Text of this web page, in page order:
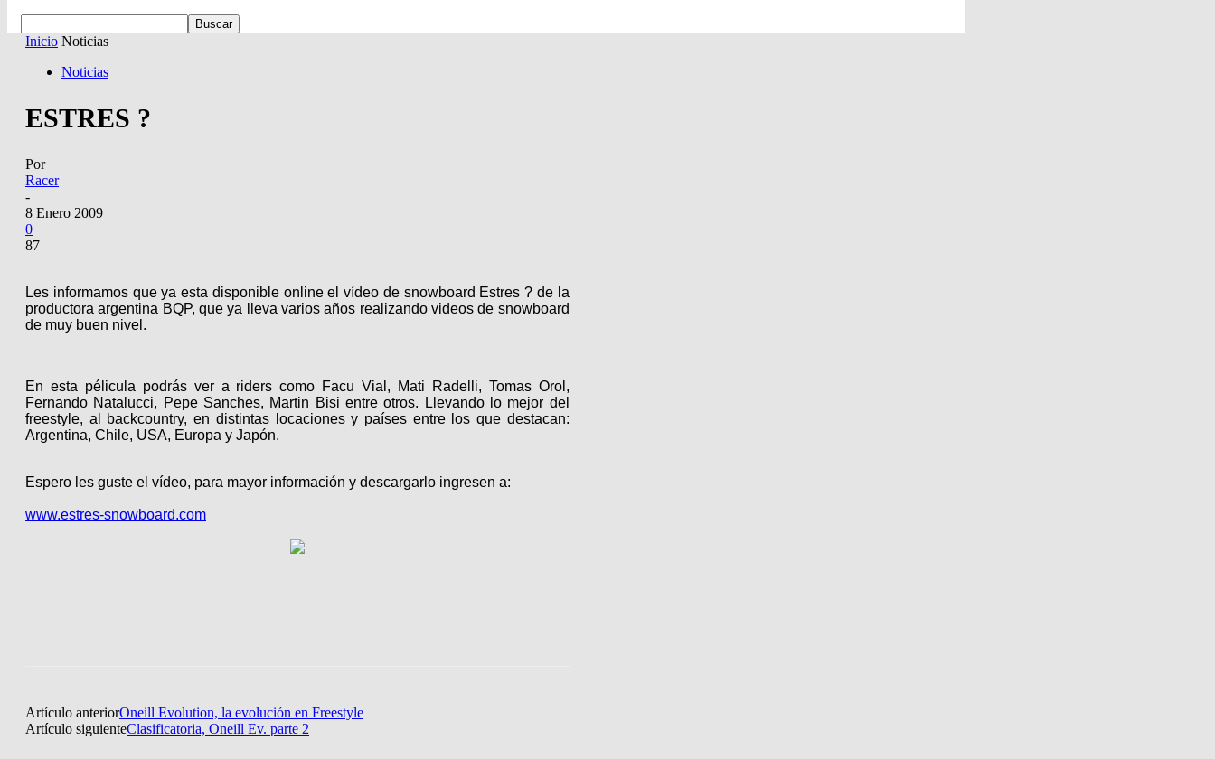
Inicio Noticias
Noticias
ESTRES ?
Por
Racer
-
8 Enero 2009
0
87
Les informamos que ya esta disponible online el vídeo de snowboard Estres ? de la
productora argentina BQP, que ya lleva varios años realizando videos de snowboard
de muy buen nivel.
En esta pélicula podrás ver a riders como Facu Vial, Mati Radelli, Tomas Orol,
Fernando Natalucci, Pepe Sanches, Martin Bisi entre otros. Llevando lo mejor del
freestyle, al backcountry, en distintas locaciones y países entre los que destacan:
Argentina, Chile, USA, Europa y Japón.
Espero les guste el vídeo, para mayor información y descargarlo ingresen a:
www.estres-snowboard.com
Artículo anteriorOneill Evolution, la evolución en Freestyle
Artículo siguienteClasificatoria, Oneill Ev. parte 2